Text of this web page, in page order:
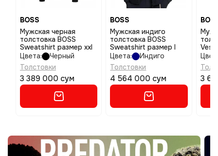
BOSS
Мужская черная
толстовка BOSS
Sweatshirt размер xxl
Цвета:
Черный
Толстовки
3 389 000 сум
BOSS
Мужская индиго
толстовка BOSS
Sweatshirt размер l
Цвета:
Индиго
Толстовки
4 564 000 сум
Vest
3